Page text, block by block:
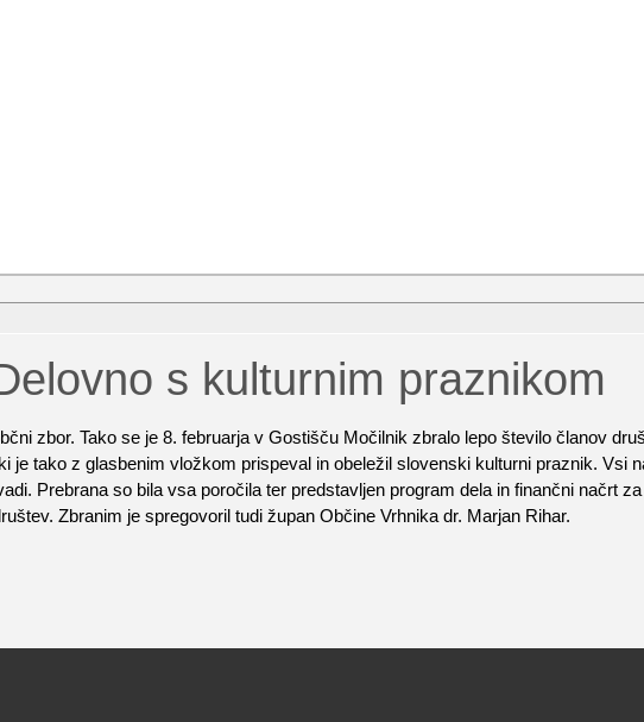
s kulturnim praznikom
zbor. Tako se je 8. februarja v Gostišču Močilnik zbralo lepo število članov
tako z glasbenim vložkom prispeval in obeležil slovenski kulturni praznik. Vsi
Prebrana so bila vsa poročila ter predstavljen program dela in finančni načrt
Zbranim je spregovoril tudi župan Občine Vrhnika dr. Marjan Rihar.